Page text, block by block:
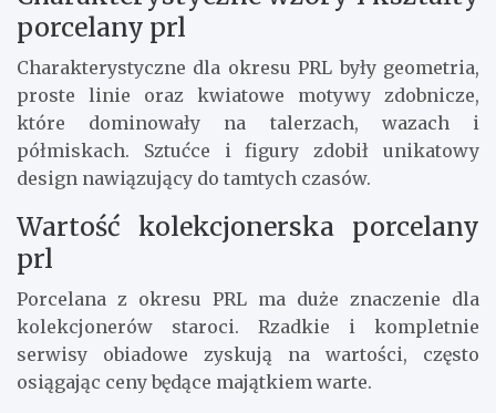
porcelany prl
Charakterystyczne dla okresu PRL były geometria,
proste linie oraz kwiatowe motywy zdobnicze,
które dominowały na talerzach, wazach i
półmiskach. Sztućce i figury zdobił unikatowy
design nawiązujący do tamtych czasów.
Wartość kolekcjonerska porcelany
prl
Porcelana z okresu PRL ma duże znaczenie dla
kolekcjonerów staroci. Rzadkie i kompletnie
serwisy obiadowe zyskują na wartości, często
osiągając ceny będące majątkiem warte.